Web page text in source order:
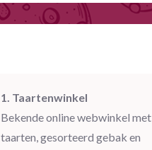
1. Taartenwinkel
Bekende online webwinkel met
taarten, gesorteerd gebak en